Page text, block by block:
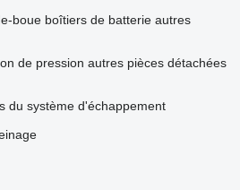
boue boîtiers de batterie autres
de pression autres pièces détachées
du système d'échappement